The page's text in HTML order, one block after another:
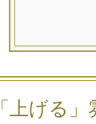
「上げる